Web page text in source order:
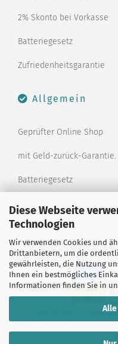
Diese Webseite
Technologien
Wir verwenden Cookies und
Drittanbietern, um die
gewährleisten, die Nutzung
Ihnen ein bestmögliches
Informationen finden Sie in
2% Skonto bei Vorkasse
Batteriegesetz
Zufriedenheitsgarantie
Allgemein
Geprüfter Online Shop
mit Geld-zurück-Garantie.
Batteriegesetz
Merkzettel
Kontaktformular
Alle Preise